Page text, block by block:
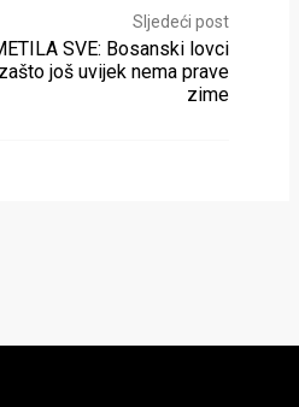
Sljedeći post
SVE: Bosanski lovci
još uvijek nema prave
zime